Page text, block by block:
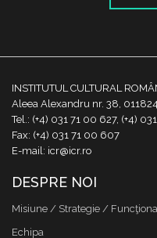
INSTITUTUL CULTURAL
Aleea Alexandru nr. 38,
Tel.: (+4) 031 71 00 627, (+4)
Fax: (+4) 031 71 00 607
E-mail: icr@icr.ro
DESPRE NOI
Misiune / Strategie /
Echipa